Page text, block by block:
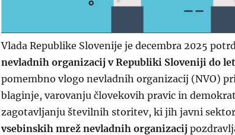
Vlada Republike Slovenije je decembra 2025
nevladnih organizacij v Republiki Sloveniji do
pomembno vlogo nevladnih organizacij (NVO)
blaginje, varovanju človekovih pravic in
zagotavljanju številnih storitev, ki jih javni
vsebinskih mrež nevladnih organizacij